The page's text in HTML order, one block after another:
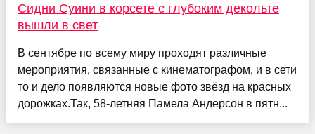
Сидни Суини в корсете с глубоким декольте
вышли в свет
В сентябре по всему миру проходят различные
мероприятия, связанные с кинематографом, и в сети
то и дело появляются новые фото звёзд на красных
дорожках.Так, 58-летняя Памела Андерсон в пятн...